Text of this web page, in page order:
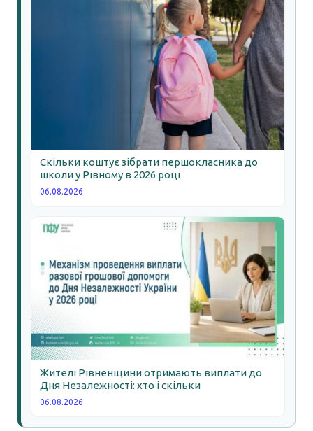
Скільки коштує зібрати першокласника до
школи у Рівному в 2026 році
06.08.2026
Жителі Рівненщини отримають виплати до
Дня Незалежності: хто і скільки
06.08.2026